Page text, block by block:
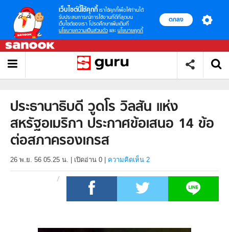
เว็บไซต์นี้ใช้คุกกี้ เราใช้คุกกี้เพื่อให้ท่านได้
รับประสบการณ์การใช้งานที่ดีที่สุดบน
เว็บไซต์ของเรา โปรดศึกษาเพิ่มเติมที่
นโยบายความเป็นส่วนตัว และ นโยบายคุกกี้
ตกลง
ประธานาธิบดี วูดโร วิลสัน แห่ง
สหรัฐอเมริกา ประกาศข้อเสนอ 14 ข้อ
ต่อสภาครองเกรส
26 พ.ย. 56 05.25 น. เปิดอ่าน 0 ความคิดเห็น 2